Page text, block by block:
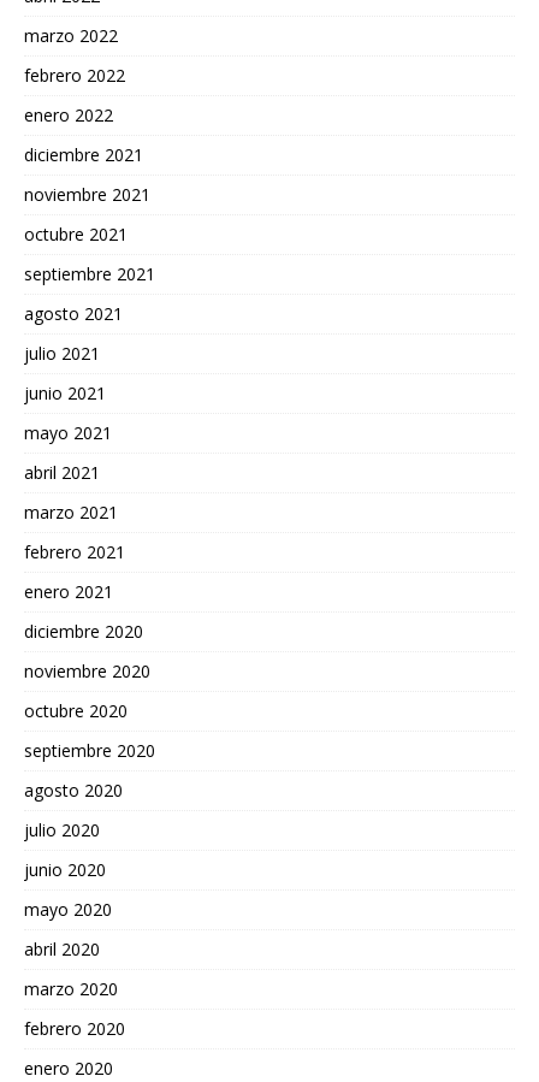
marzo 2022
febrero 2022
enero 2022
diciembre 2021
noviembre 2021
octubre 2021
septiembre 2021
agosto 2021
julio 2021
junio 2021
mayo 2021
abril 2021
marzo 2021
febrero 2021
enero 2021
diciembre 2020
noviembre 2020
octubre 2020
septiembre 2020
agosto 2020
julio 2020
junio 2020
mayo 2020
abril 2020
marzo 2020
febrero 2020
enero 2020